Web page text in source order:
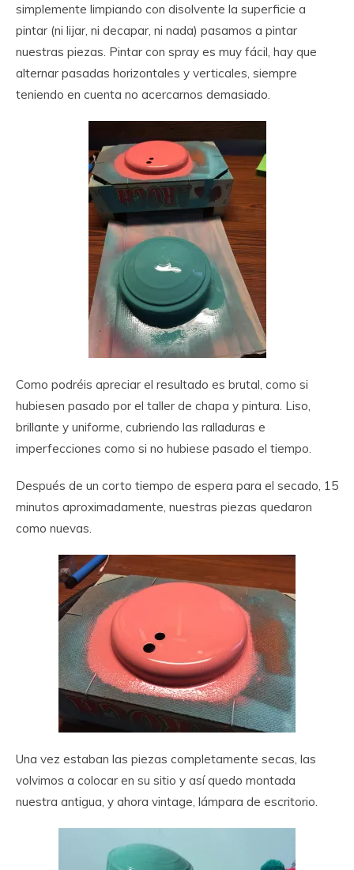
simplemente limpiando con disolvente la superficie a
pintar (ni lijar, ni decapar, ni nada) pasamos a pintar
nuestras piezas. Pintar con spray es muy fácil, hay que
alternar pasadas horizontales y verticales, siempre
teniendo en cuenta no acercarnos demasiado.
Como podréis apreciar el resultado es brutal, como si
hubiesen pasado por el taller de chapa y pintura. Liso,
brillante y uniforme, cubriendo las ralladuras e
imperfecciones como si no hubiese pasado el tiempo.
Después de un corto tiempo de espera para el secado, 15
minutos aproximadamente, nuestras piezas quedaron
como nuevas.
Una vez estaban las piezas completamente secas, las
volvimos a colocar en su sitio y así quedo montada
nuestra antigua, y ahora vintage, lámpara de escritorio.